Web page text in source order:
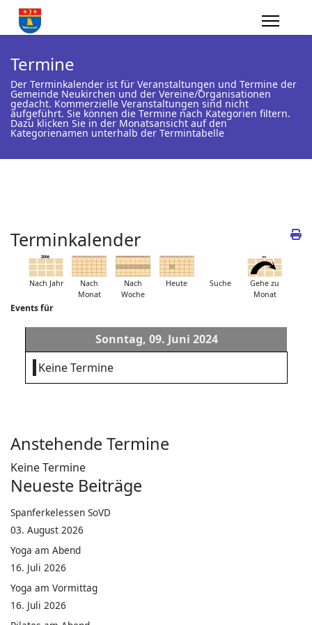
Termine
Der Terminkalender ist für Veranstaltungen und Termine der
Gemeinde Neukirchen und der Vereine/Organisationen
gedacht. Kommerzielle Veranstaltungen sind nicht
aufgeführt. Sie können die Termine nach Kategorien filtern.
Dazu klicken Sie in der Monatsansicht auf den
Kategorienamen unterhalb der Termintabelle
Terminkalender
Nach Jahr
Nach
Monat
Nach
Woche
Heute Suche
Gehe zu
Monat
Events für
Sonntag, 09. Juni 2024
Keine Termine
Anstehende Termine
Keine Termine
Neueste Beiträge
Spanferkelessen SoVD
03. August 2026
Yoga am Abend
16. Juli 2026
Yoga am Vormittag
16. Juli 2026